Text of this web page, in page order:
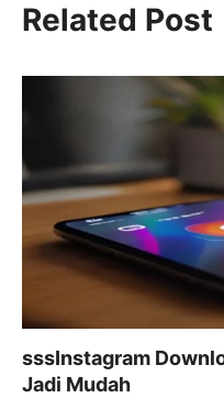
e
o
k
erl
Related Post
sssInstagram
Jadi Mudah